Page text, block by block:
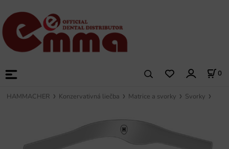
0
HAMMACHER Konzervativná liečba Matrice a svorky Svorky